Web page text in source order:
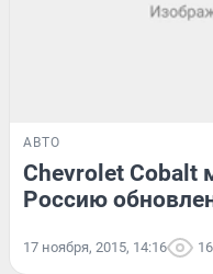
АВТО
Chevrolet Cobalt
Россию
17 ноября, 2015, 14:16